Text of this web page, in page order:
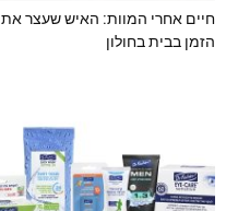
חיים אחרי המוות: האיש שעצר את
הזמן בבית בחולון